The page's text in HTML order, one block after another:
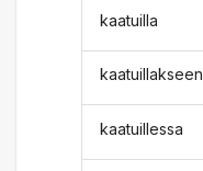
kaatuilla
kaatuillakseen
kaatuillessa